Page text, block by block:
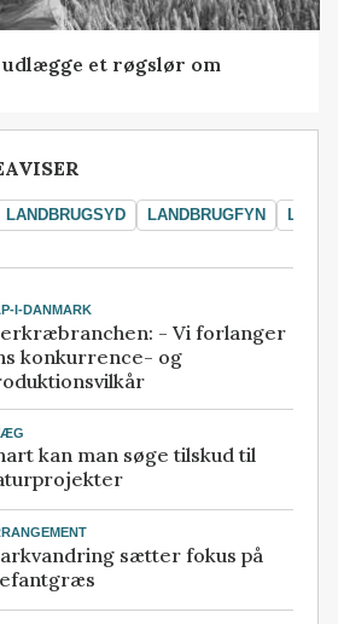
et røgslør om
LANDBRUGSYD LANDBRUGFYN
I-DANMARK
- Vi forlanger
konkurrence- og
kan man søge tilskud til
sætter fokus på